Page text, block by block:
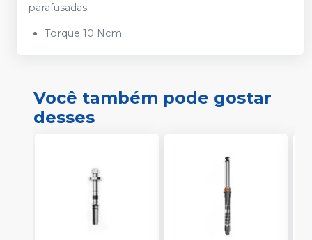
parafusadas.
Torque 10 Ncm.
Você também pode gostar
desses